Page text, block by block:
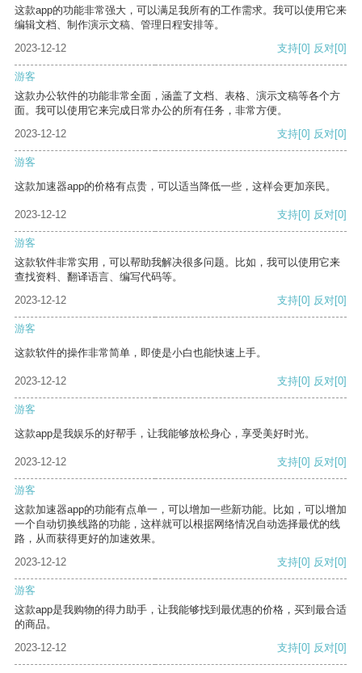
这款app的功能非常强大，可以满足我所有的工作需求。我可以使用它来
编辑文档、制作演示文稿、管理日程安排等。
2023-12-12
支持[0] 反对[0]
游客
这款办公软件的功能非常全面，涵盖了文档、表格、演示文稿等各个方
面。我可以使用它来完成日常办公的所有任务，非常方便。
2023-12-12
支持[0] 反对[0]
游客
这款加速器app的价格有点贵，可以适当降低一些，这样会更加亲民。
2023-12-12 支持[0] 反对[0]
游客
这款软件非常实用，可以帮助我解决很多问题。比如，我可以使用它来
查找资料、翻译语言、编写代码等。
2023-12-12
支持[0] 反对[0]
游客
这款软件的操作非常简单，即使是小白也能快速上手。
2023-12-12 支持[0] 反对[0]
游客
这款app是我娱乐的好帮手，让我能够放松身心，享受美好时光。
2023-12-12 支持[0] 反对[0]
游客
这款加速器app的功能有点单一，可以增加一些新功能。比如，可以增加
一个自动切换线路的功能，这样就可以根据网络情况自动选择最优的线
路，从而获得更好的加速效果。
2023-12-12
支持[0] 反对[0]
游客
这款app是我购物的得力助手，让我能够找到最优惠的价格，买到最合适
的商品。
2023-12-12
支持[0] 反对[0]